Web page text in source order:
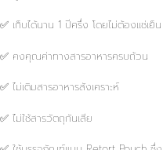
✅️ เก็บได้นาน 1 ปีครึ่ง โดยไม่ต้องเเช่เย็น
✅️ คงคุณค่าทางสารอาหารครบถ้วน
✅️ ไม่เติมสารอาหารสังเคราะห์
✅️ ไม่ใช้สารวัตถุกันเสีย